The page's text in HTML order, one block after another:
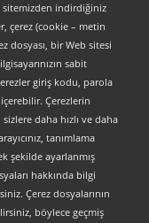
sitemizden indirdiğiniz
çerez (cookie – metin
dosyası, bir Web sitesi
sabit
giriş kodu, parola
Çerezlerin
daha hızlı ve daha
tanımlama
şekilde ayarlanmış
hakkında bilgi
Çerez dosyalarının
böylece geçmiş